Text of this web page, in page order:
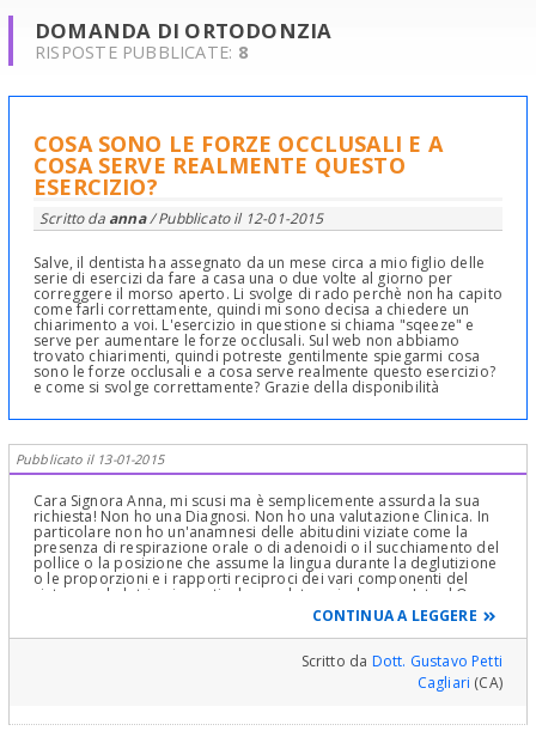
DOMANDA DI ORTODONZIA
RISPOSTE PUBBLICATE: 8
COSA SONO LE FORZE OCCLUSALI E A
COSA SERVE REALMENTE QUESTO
ESERCIZIO?
Scritto da anna/ Pubblicato il 12-01-2015
Salve, il dentista ha assegnato da un mese circa a mio figlio delle
serie di esercizi da fare a casa una o due volte al giorno per
correggere il morso aperto. Li svolge di rado perchè non ha capito
come farli correttamente, quindi mi sono decisa a chiedere un
chiarimento a voi. L'esercizio in questione si chiama "sqeeze" e
serve per aumentare le forze occlusali. Sul web non abbiamo
trovato chiarimenti, quindi potreste gentilmente spiegarmi cosa
sono le forze occlusali e a cosa serve realmente questo esercizio?
e come si svolge correttamente? Grazie della disponibilità
Pubblicato il 13-01-2015
Cara Signora Anna, mi scusi ma è semplicemente assurda la sua
richiesta! Non ho una Diagnosi. Non ho una valutazione Clinica. In
particolare non ho un'anamnesi delle abitudini viziate come la
presenza di respirazione orale o di adenoidi o il succhiamento del
pollice o la posizione che assume la lingua durante la deglutizione
o le proporzioni e i rapporti reciproci dei vari componenti del
sistema scheletrico in particolare palato ogivale, over Jet ed Over
Bite, Dimensione Verticale etc . Non precisa neanche l'età di suo
figlio! Tutto questo lo si può eventualmente ed a seconda della
Diagnosi, correggere con uno sqeeze (letteralmente
compressione, più in senso lato esercizi miofunzionali) mio
funzionale e Logopedistico o con uno “squeeze” ortodontico con
archi multi T loopse con l'applicazione di elastici verticali in
CONTINUA A LEGGERE
Scritto da Dott. Gustavo Petti
Cagliari (CA)